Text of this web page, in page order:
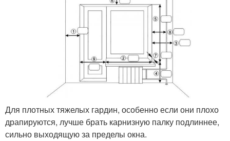
Потолочные плинтусы
карнизом
Карниз за плинтус
Для плотных тяжелых гардин, особенно если они плохо
драпируются, лучше брать карнизную палку подлиннее,
сильно выходящую за пределы окна.